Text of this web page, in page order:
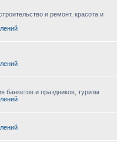
и ремонт, красота и
банкетов и праздников, туризм